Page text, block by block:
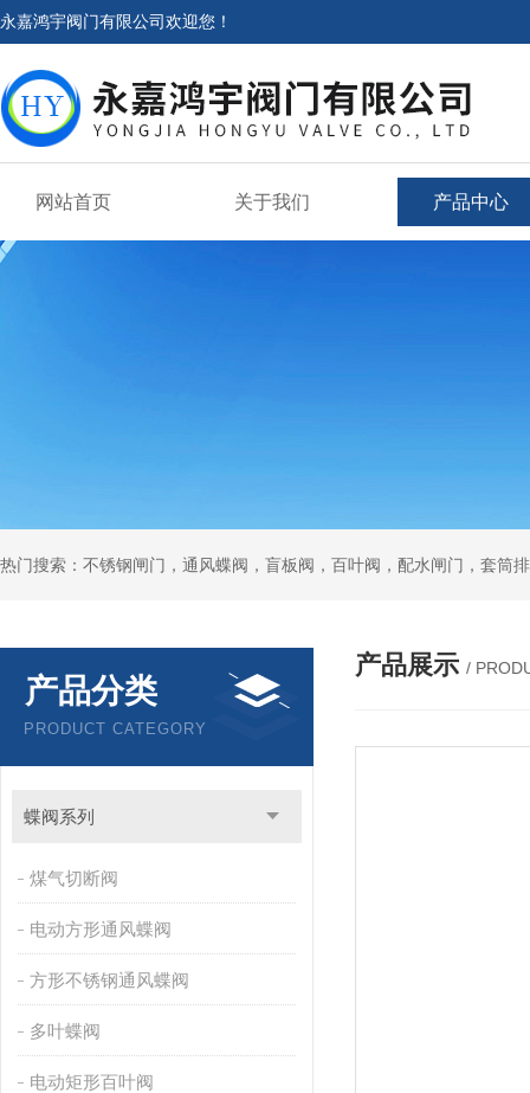
永嘉鸿宇阀门有限公司欢迎您！
网站首页 关于我们 产品中心
热门搜索：不锈钢闸门，通风蝶阀，盲板阀，百叶阀，配水闸门，套筒
产品分类
PRODUCT CATEGORY
蝶阀系列
煤气切断阀
电动方形通风蝶阀
方形不锈钢通风蝶阀
多叶蝶阀
电动矩形百叶阀
产品展示 /